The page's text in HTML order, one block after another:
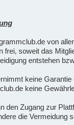
von
frei, soweit das
entstehen
keine
keine
den Zugang zur
die Vermeidung